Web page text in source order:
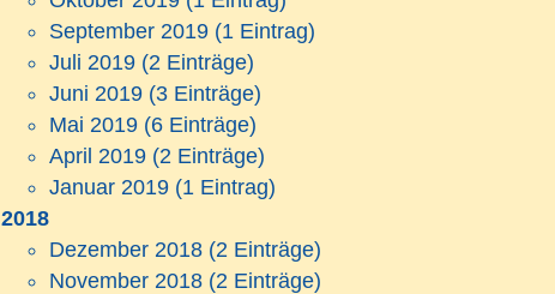
September 2019 (1 Eintrag)
Juli 2019 (2 Einträge)
Juni 2019 (3 Einträge)
Mai 2019 (6 Einträge)
April 2019 (2 Einträge)
Januar 2019 (1 Eintrag)
2018
Dezember 2018 (2 Einträge)
November 2018 (2 Einträge)